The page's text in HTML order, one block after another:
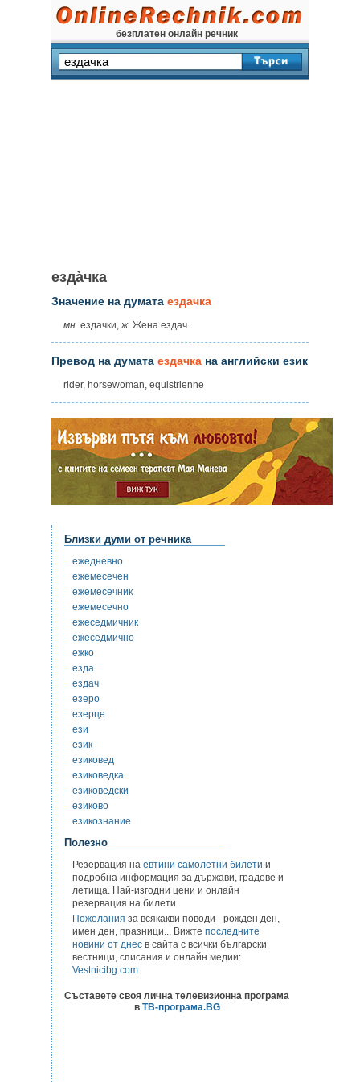
безплатен онлайн речник
езда̀чка
Значение на думата ездачка
мн. ездачки,ж. Жена ездач.
Превод на думата ездачка на английски език
rider, horsewoman, equistrienne
Близки думи от речника
ежедневно
ежемесечен
ежемесечник
ежемесечно
ежеседмичник
ежеседмично
ежко
езда
ездач
езеро
езерце
ези
език
езиковед
езиковедка
езиковедски
езиково
езикознание
Полезно
Резервация на евтини самолетни билети и
подробна информация за държави, градове и
летища. Най-изгодни цени и онлайн
резервация на билети.
Пожелания за всякакви поводи - рожден ден,
имен ден, празници... Вижте последните
новини от днес в сайта с всички български
вестници, списания и онлайн медии:
Vestnicibg.com.
Съставете своя лична телевизионна програма
в ТВ-програма.BG